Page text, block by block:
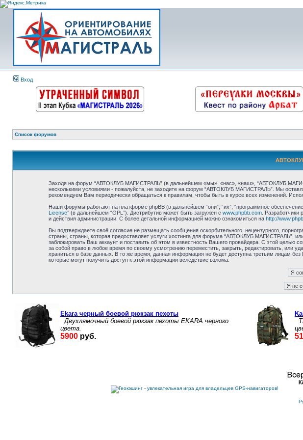
Вход
Список форумов
Заходя на форум “АВТОКЛУБ МАГИСТРАЛЬ” (в дальнейшем «мы», «нас», «наш», “АВТОКЛУБ
несколькими условиями - пожалуйста, не заходите на форум “АВТОКЛУБ МАГИСТРАЛЬ”. Мы
рекомендуем Вам периодически обращаться к правилам, чтобы быть в курсе всех изменений.
Наши форумы работают на платформе phpBB (в дальнейшем “они”, “их”, “программное
License” (в дальнейшем “GPL”). Дистрибутив может быть загружен с www.phpbb.com. Разработчики
и действия администрации. С более детальной информацией можно ознакомиться на http://
Вы подтверждаете своё согласие не размещать сообщения оскорбительного, нецензурного,
страны, страны, которая предоставляет услуги хостинга для форума “АВТОКЛУБ МАГИСТРАЛЬ”,
заблокировать Ваш аккаунт и поставить об этом в известность Вашего провайдера. С этой
за собой право в любое время по своему усмотрению переместить, закрыть, редактировать, или
храниться в базе данных. В то же время, данная информация не будет доступна третьим лицам
которые могут получить доступ к этой информации вследствие взлома.